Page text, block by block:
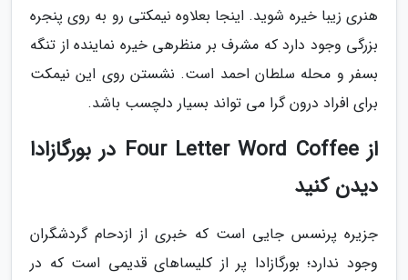
هنری زیبا خیره شوید. اینجا بعلاوه نیمکتی رو به روی پنجره
بزرگی وجود دارد که مشرف بر منظرهی خیره نماینده از تنگه
بسفر و محله سلطان احمد است. نشستن روی این نیمکت
برای افراد درون گرا می تواند بسیار دلچسب باشد.
از Four Letter Word Coffee در بورگازادا
دیدن کنید
جزیره پرنسس جایی است که خبری از ازدحام گردشگران
وجود ندارد؛ بورگازادا پر از کلیساهای قدیمی است که در